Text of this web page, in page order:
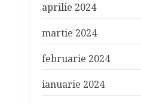
aprilie 2024
martie 2024
februarie 2024
ianuarie 2024